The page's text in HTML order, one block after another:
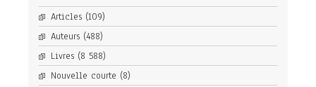
Articles (109)
Auteurs (488)
Livres (8 588)
Nouvelle courte (8)